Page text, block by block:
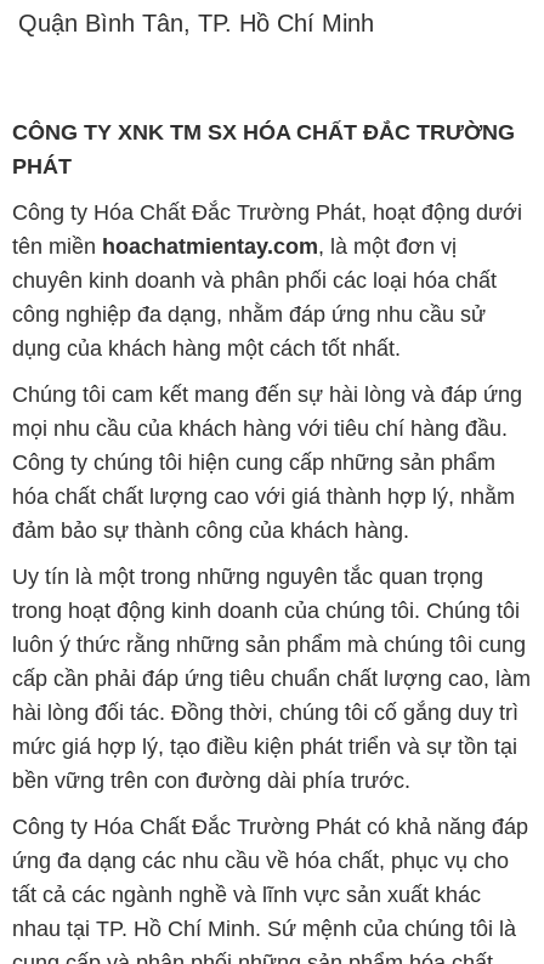
Quận Bình Tân, TP. Hồ Chí Minh
CÔNG TY XNK TM SX HÓA CHẤT ĐẮC TRƯỜNG
PHÁT
Công ty Hóa Chất Đắc Trường Phát, hoạt động dưới
tên miền hoachatmientay.com, là một đơn vị
chuyên kinh doanh và phân phối các loại hóa chất
công nghiệp đa dạng, nhằm đáp ứng nhu cầu sử
dụng của khách hàng một cách tốt nhất.
Chúng tôi cam kết mang đến sự hài lòng và đáp ứng
mọi nhu cầu của khách hàng với tiêu chí hàng đầu.
Công ty chúng tôi hiện cung cấp những sản phẩm
hóa chất chất lượng cao với giá thành hợp lý, nhằm
đảm bảo sự thành công của khách hàng.
Uy tín là một trong những nguyên tắc quan trọng
trong hoạt động kinh doanh của chúng tôi. Chúng tôi
luôn ý thức rằng những sản phẩm mà chúng tôi cung
cấp cần phải đáp ứng tiêu chuẩn chất lượng cao, làm
hài lòng đối tác. Đồng thời, chúng tôi cố gắng duy trì
mức giá hợp lý, tạo điều kiện phát triển và sự tồn tại
bền vững trên con đường dài phía trước.
Công ty Hóa Chất Đắc Trường Phát có khả năng đáp
ứng đa dạng các nhu cầu về hóa chất, phục vụ cho
tất cả các ngành nghề và lĩnh vực sản xuất khác
nhau tại TP. Hồ Chí Minh. Sứ mệnh của chúng tôi là